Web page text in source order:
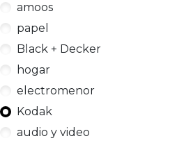
amoos
papel
Black + Decker
hogar
electromenor
Kodak
audio y video